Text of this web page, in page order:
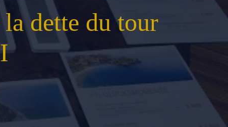
Asie du Sud-Est
Extrême-Orient
dette du tour